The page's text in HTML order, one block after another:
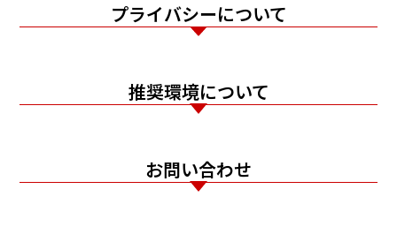
プライバシーについて
推奨環境について
お問い合わせ